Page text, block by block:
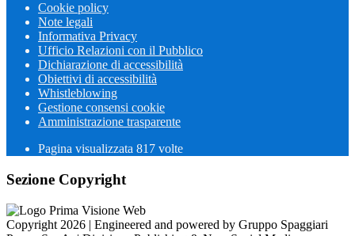
Cookie policy
Note legali
Informativa Privacy
Ufficio Relazioni con il Pubblico
Dichiarazione di accessibilità
Obiettivi di accessibilità
Whistleblowing
Gestione consensi cookie
Amministrazione trasparente
Pagina visualizzata 817 volte
Sezione Copyright
Copyright 2026 | Engineered and powered by Gruppo Spaggiari